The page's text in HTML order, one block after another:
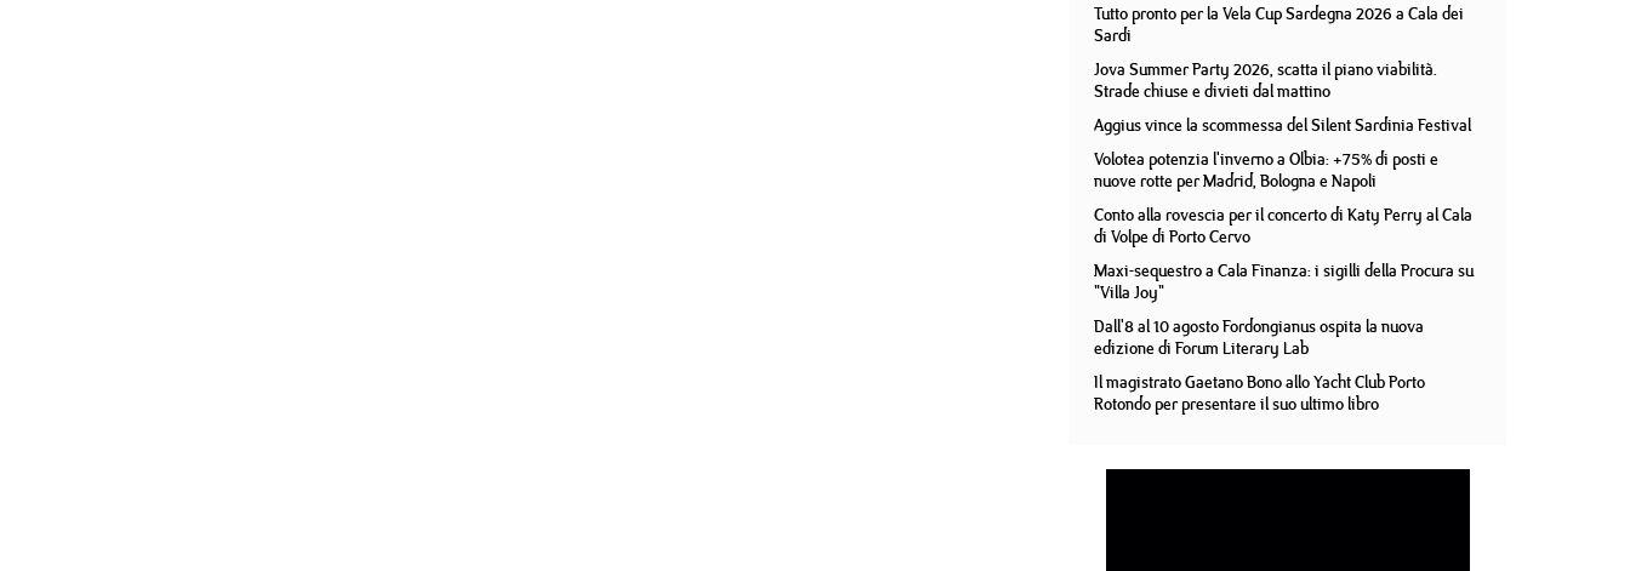
Tutto pronto per la Vela Cup Sardegna 2026 a Cala dei
Sardi
Jova Summer Party 2026, scatta il piano viabilità.
Strade chiuse e divieti dal mattino
Aggius vince la scommessa del Silent Sardinia Festival
Volotea potenzia l'inverno a Olbia: +75% di posti e
nuove rotte per Madrid, Bologna e Napoli
Conto alla rovescia per il concerto di Katy Perry al Cala
di Volpe di Porto Cervo
Maxi-sequestro a Cala Finanza: i sigilli della Procura su
"Villa Joy"
Dall'8 al 10 agosto Fordongianus ospita la nuova
edizione di Forum Literary Lab
Il magistrato Gaetano Bono allo Yacht Club Porto
Rotondo per presentare il suo ultimo libro